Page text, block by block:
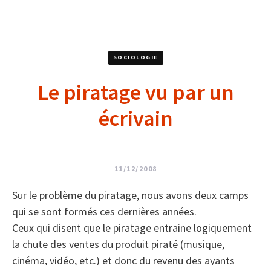
SOCIOLOGIE
Le piratage vu par un
écrivain
11/12/2008
Sur le problème du piratage, nous avons deux camps
qui se sont formés ces dernières années.
Ceux qui disent que le piratage entraine logiquement
la chute des ventes du produit piraté (musique,
cinéma, vidéo, etc.) et donc du revenu des ayants